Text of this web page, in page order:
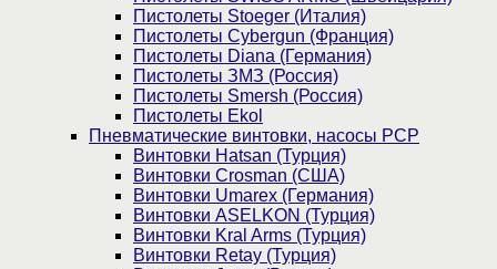
Пистолеты Stoeger (Италия)
Пистолеты Cybergun (Франция)
Пистолеты Diana (Германия)
Пистолеты ЗМЗ (Россия)
Пистолеты Smersh (Россия)
Пистолеты Ekol
Пневматические винтовки, насосы PCP
Винтовки Hatsan (Турция)
Винтовки Crosman (США)
Винтовки Umarex (Германия)
Винтовки ASELKON (Турция)
Винтовки Kral Arms (Турция)
Винтовки Retay (Турция)